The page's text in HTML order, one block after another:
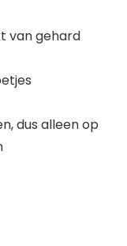
van gehard
dus alleen op